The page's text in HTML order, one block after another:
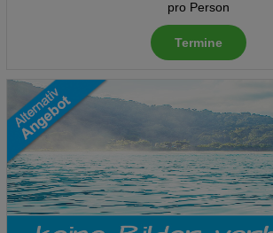
pro Person
Termine